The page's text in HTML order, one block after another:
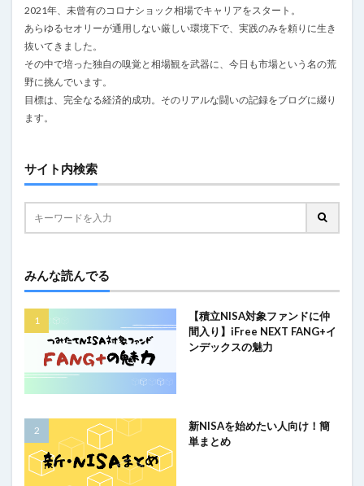
2021年、未曾有のコロナショック相場でキャリアをスタート。
あらゆるセオリーが通用しない厳しい環境下で、実践のみを頼りに生き
抜いてきました。
その中で培った独自の嗅覚と相場観を武器に、今日も市場という名の荒
野に挑んでいます。
目標は、完全なる経済的成功。そのリアルな闘いの記録をブログに綴り
ます。
サイト内検索
みんな読んでる
【積立NISA対象ファンドに仲
間入り】iFree NEXT FANG+イ
ンデックスの魅力
新NISAを始めたい人向け！簡
単まとめ